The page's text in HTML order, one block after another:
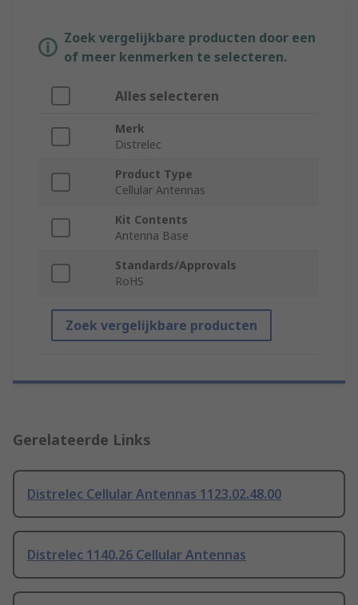
Zoek vergelijkbare producten door een
of meer kenmerken te selecteren.
Alles selecteren
Merk
Distrelec
Product Type
Cellular Antennas
Kit Contents
Antenna Base
Standards/Approvals
RoHS
Zoek vergelijkbare producten
Gerelateerde Links
Distrelec Cellular Antennas 1123.02.48.00
Distrelec 1140.26 Cellular Antennas